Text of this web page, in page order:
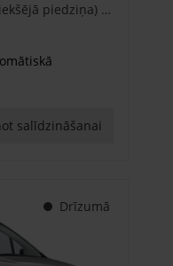
Active Plus 1.5 Hybrid 115 e-CVT (Priekšējā piedziņa) (68 kW)
salīdzināšanai
Drīzumā